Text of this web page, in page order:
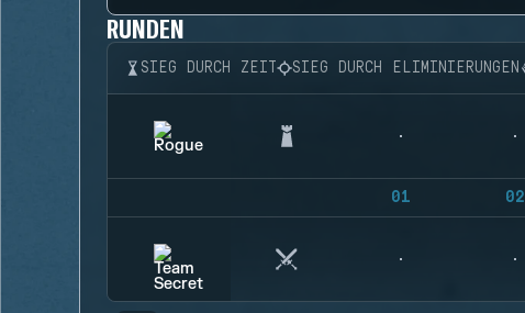
RUNDEN
SIEG DURCH ZEIT SIEG DURCH ELIMINIERUNGEN
01 02